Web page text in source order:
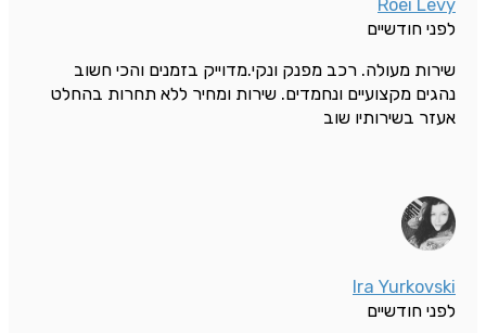
Roei Levy
לפני חודשיים
שירות מעולה. רכב מפנק ונקי.מדוייק בזמנים והכי חשוב
נהגים מקצועיים ונחמדים. שירות ומחיר ללא תחרות בהחלט
אעזר בשירותיו שוב
Ira Yurkovski
לפני חודשיים